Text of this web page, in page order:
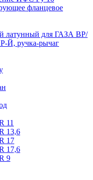
фланцевое
латунный для ГАЗА ВР/
ручка-рычаг
11
13,6
17
17,6
9